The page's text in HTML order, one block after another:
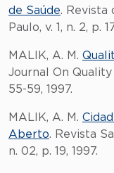
de Saúde. Revista
Paulo, v. 1, n. 2, p.
MALIK, A. M.
Journal On Quality
55-59, 1997.
MALIK, A. M.
Aberto. Revista
n. 02, p. 19, 1997.